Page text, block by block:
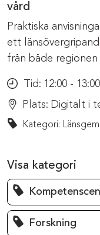
vård
Praktiska
ett
från både
Tid: 12:00 - 13:00
Plats: Digitalt i
Kategori:
Visa kategori
Forskning